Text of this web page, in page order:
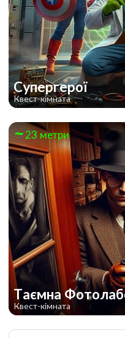
Супергерої
Квест-кімната
23 метри
Таємна
Квест-кімната